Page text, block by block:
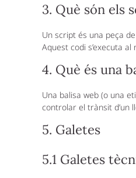
3. Què són els
Un script és una peça
Aquest codi s’executa
4. Què és una
Una balisa web (o una
controlar el trànsit d’un
5. Galetes
5.1 Galetes